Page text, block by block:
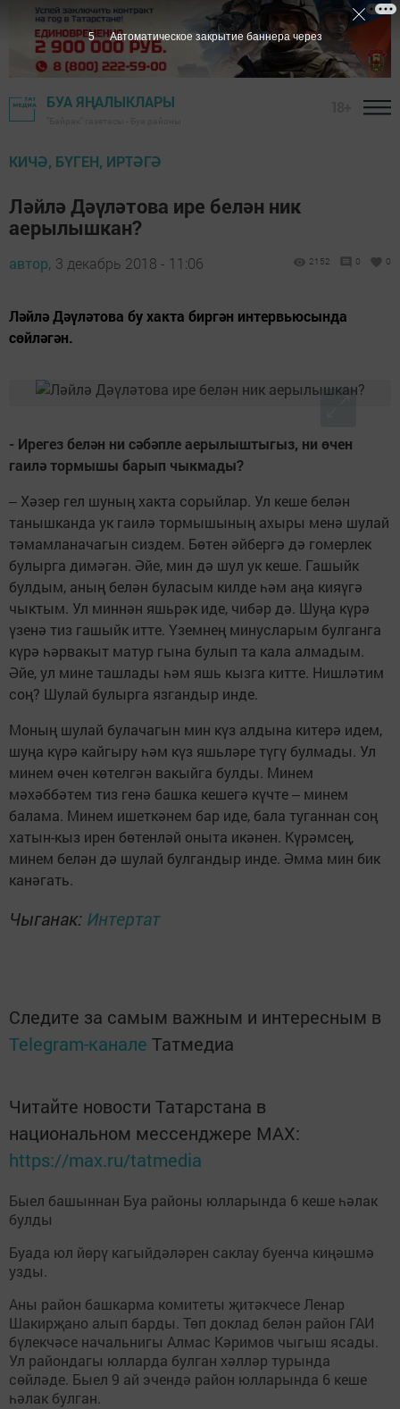
БУА ЯҢАЛЫКЛАРЫ
КИЧӘ, БҮГЕН, ИРТӘГӘ
Ләйлә Дәүләтова ире белән ник
аерылышкан?
автор, 3 декабрь 2018 - 11:06 2152 0 0
Ләйлә Дәүләтова бу хакта биргән интервьюсында
сөйләгән.
- Ирегез белән ни сәбәпле аерылыштыгыз, ни өчен
гаилә тормышы барып чыкмады?
‒ Хәзер гел шуның хакта сорыйлар. Ул кеше белән
танышканда ук гаилә тормышының ахыры менә шулай
тәмамланачагын сиздем. Бөтен әйбергә дә гомерлек
булырга димәгән. Әйе, мин дә шул ук кеше. Гашыйк
булдым, аның белән буласым килде һәм аңа кияүгә
чыктым. Ул миннән яшьрәк иде, чибәр дә. Шуңа күрә
үзенә тиз гашыйк итте. Үземнең минусларым булганга
күрә һәрвакыт матур гына булып та кала алмадым.
Әйе, ул мине ташлады һәм яшь кызга китте. Нишләтим
соң? Шулай булырга язгандыр инде.
Моның шулай булачагын мин күз алдына китерә идем,
шуңа күрә кайгыру һәм күз яшьләре түгү булмады. Ул
минем өчен көтелгән вакыйга булды. Минем
мәхәббәтем тиз генә башка кешегә күчте ‒ минем
балама. Минем ишеткәнем бар иде, бала туганнан соң
хатын-кыз ирен бөтенләй оныта икәнен. Күрәмсең,
минем белән дә шулай булгандыр инде. Әмма мин бик
канәгать.
Чыганак: Интертат
Следите за самым важным и интересным в
Telegram-канале Татмедиа
Читайте новости Татарстана в
национальном мессенджере MАХ:
https://max.ru/tatmedia
Быел башыннан Буа районы юлларында 6 кеше һәлак
булды
Буада юл йөрү кагыйдәләрен саклау буенча киңәшмә
узды.
Аны район башкарма комитеты җитәкчесе Ленар
Шакирҗано алып барды. Төп доклад белән район ГАИ
бүлекчәсе начальнигы Алмас Кәримов чыгыш ясады.
Ул райондагы юлларда булган хәлләр турында
сөйләде. Быел 9 ай эчендә район юлларында 6 кеше
һәлак булган.
4 Автоматическое закрытие баннера через